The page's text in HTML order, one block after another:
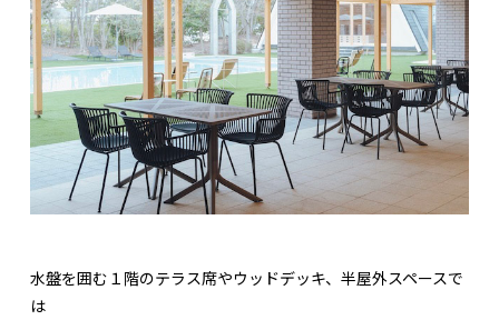
水盤を囲む１階のテラス席やウッドデッキ、半屋外スペースで
は